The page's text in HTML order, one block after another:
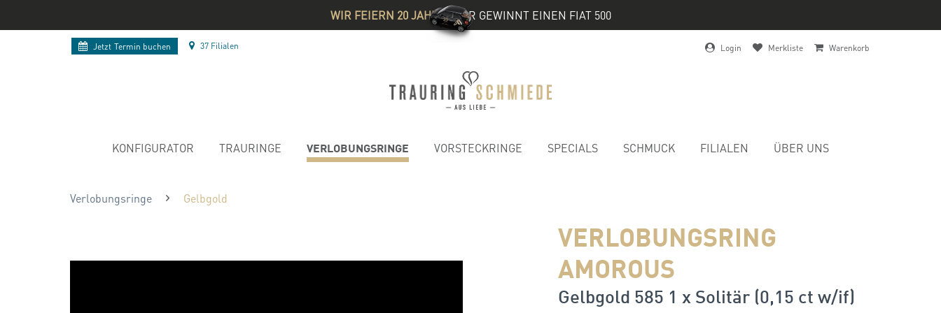
WIR FEIERN 20 JAHRE& IHR GEWINNT EINEN FIAT 500
Jetzt Termin buchen 37 Filialen Login Merkliste Warenkorb
KONFIGURATOR TRAURINGE VERLOBUNGSRINGE VORSTECKRINGE SPECIALS SCHMUCK FILIALEN ÜBER UNS
Verlobungsringe Gelbgold
VERLOBUNGSRING
AMOROUS
Gelbgold 585 1 x Solitär (0,15 ct w/if)